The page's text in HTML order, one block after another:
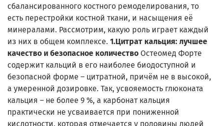
сбалансированного костного ремоделирования, то
есть перестройки костной ткани, и насыщения её
минералами. Рассмотрим, какую роль играет каждый
из них в общем комплексе. 1.Цитрат кальция: лучшее
качество и безопасное количество Остеомед Форте
содержит кальций в его наиболее биодоступной и
безопасной форме – цитратной, причём не в высокой,
а умеренной дозировке. Так, усвояемость глюконата
кальция – не более 9 %, а карбонат кальция
практически не усваивается при пониженной
кислотности, которая отмечается у половины людей